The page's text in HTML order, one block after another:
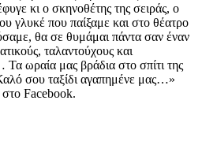
κι ο σκηνοθέτης της σειράς, ο
που παίξαμε και στο θέατρο
θα σε θυμάμαι πάντα σαν έναν
ταλαντούχους και
ωραία μας βράδια στο σπίτι της
σου ταξίδι αγαπημένε μας…»
Facebook.